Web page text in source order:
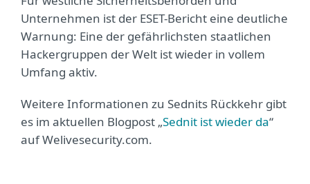
Unternehmen ist der ESET-Bericht eine deutliche
Warnung: Eine der gefährlichsten staatlichen
Hackergruppen der Welt ist wieder in vollem
Umfang aktiv.
Weitere Informationen zu Sednits Rückkehr gibt
es im aktuellen Blogpost „Sednit ist wieder da“
auf Welivesecurity.com.